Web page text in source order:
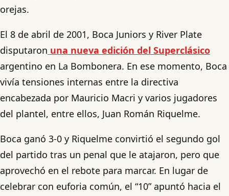
orejas.
El 8 de abril de 2001, Boca Juniors y River Plate
disputaron una nueva edición del Superclásico
argentino en La Bombonera. En ese momento, Boca
vivía tensiones internas entre la directiva
encabezada por Mauricio Macri y varios jugadores
del plantel, entre ellos, Juan Román Riquelme.
Boca ganó 3-0 y Riquelme convirtió el segundo gol
del partido tras un penal que le atajaron, pero que
aprovechó en el rebote para marcar. En lugar de
celebrar con euforia común, el “10” apuntó hacia el